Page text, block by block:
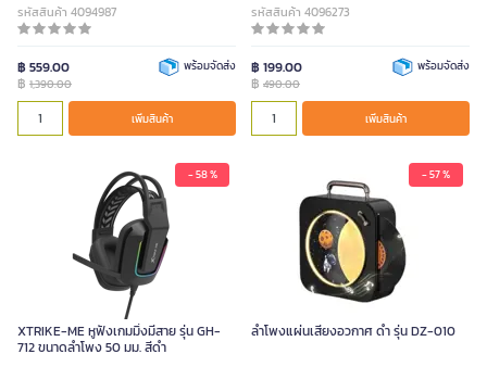
รหัสสินค้า 4094987
฿ 559.00
฿ 1,390.00
พร้อมจัดส่ง
เพิ่มสินค้า
รหัสสินค้า 4096273
฿ 199.00
฿ 490.00
พร้อมจัดส่ง
เพิ่มสินค้า
- 58 %
XTRIKE-ME หูฟังเกมมิ่งมีสาย รุ่น GH-
712 ขนาดลำโพง 50 มม. สีดำ
- 57 %
ลำโพงแผ่นเสียงอวกาศ ดำ รุ่น DZ-010